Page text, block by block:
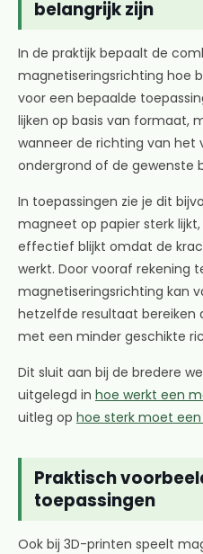
belangrijk zijn
In de praktijk bepaalt de
magnetiseringsrichting hoe
voor een bepaalde
lijken op basis van formaat,
wanneer de richting van het
ondergrond of de gewenste
In toepassingen zie je dit
magneet op papier sterk
effectief blijkt omdat de
werkt. Door vooraf rekening
magnetiseringsrichting kan
hetzelfde resultaat bereiken
met een minder geschikte
Dit sluit aan bij de bredere
uitgelegd in hoe werkt een
uitleg op hoe sterk moet
Praktisch
toepassingen
Ook bij 3D-printen speelt